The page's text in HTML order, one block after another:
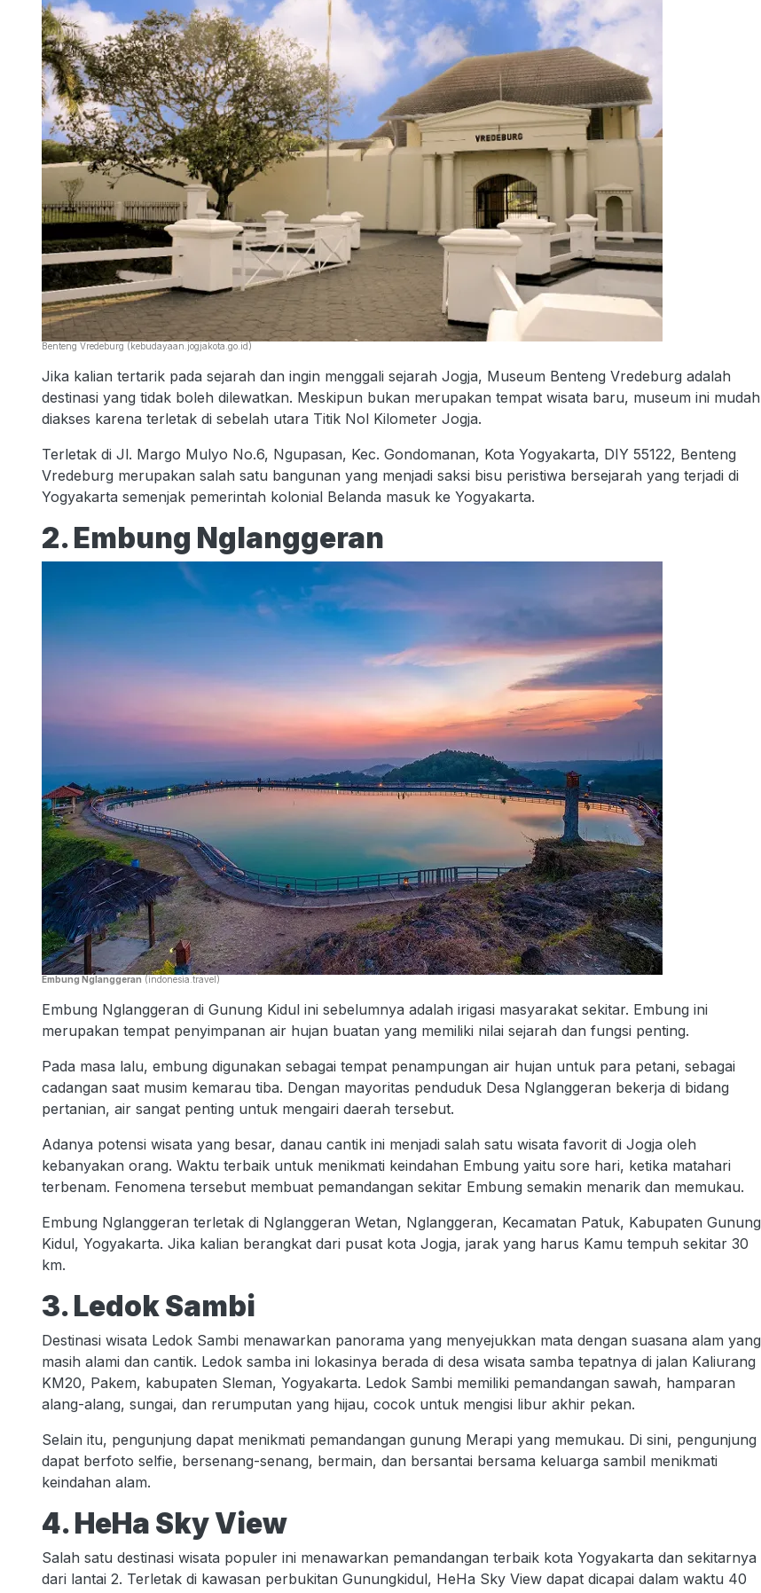
Benteng Vredeburg (kebudayaan.jogjakota.go.id)
Jika kalian tertarik pada sejarah dan ingin menggali sejarah Jogja, Museum Benteng Vredeburg adalah
destinasi yang tidak boleh dilewatkan. Meskipun bukan merupakan tempat wisata baru, museum ini mudah
diakses karena terletak di sebelah utara Titik Nol Kilometer Jogja.
Terletak di Jl. Margo Mulyo No.6, Ngupasan, Kec. Gondomanan, Kota Yogyakarta, DIY 55122, Benteng
Vredeburg merupakan salah satu bangunan yang menjadi saksi bisu peristiwa bersejarah yang terjadi di
Yogyakarta semenjak pemerintah kolonial Belanda masuk ke Yogyakarta.
2. Embung Nglanggeran
Embung Nglanggeran (indonesia.travel)
Embung Nglanggeran di Gunung Kidul ini sebelumnya adalah irigasi masyarakat sekitar. Embung ini
merupakan tempat penyimpanan air hujan buatan yang memiliki nilai sejarah dan fungsi penting.
Pada masa lalu, embung digunakan sebagai tempat penampungan air hujan untuk para petani, sebagai
cadangan saat musim kemarau tiba. Dengan mayoritas penduduk Desa Nglanggeran bekerja di bidang
pertanian, air sangat penting untuk mengairi daerah tersebut.
Adanya potensi wisata yang besar, danau cantik ini menjadi salah satu wisata favorit di Jogja oleh
kebanyakan orang. Waktu terbaik untuk menikmati keindahan Embung yaitu sore hari, ketika matahari
terbenam. Fenomena tersebut membuat pemandangan sekitar Embung semakin menarik dan memukau.
Embung Nglanggeran terletak di Nglanggeran Wetan, Nglanggeran, Kecamatan Patuk, Kabupaten Gunung
Kidul, Yogyakarta. Jika kalian berangkat dari pusat kota Jogja, jarak yang harus Kamu tempuh sekitar 30
km.
3. Ledok Sambi
Destinasi wisata Ledok Sambi menawarkan panorama yang menyejukkan mata dengan suasana alam yang
masih alami dan cantik. Ledok samba ini lokasinya berada di desa wisata samba tepatnya di jalan Kaliurang
KM20, Pakem, kabupaten Sleman, Yogyakarta. Ledok Sambi memiliki pemandangan sawah, hamparan
alang-alang, sungai, dan rerumputan yang hijau, cocok untuk mengisi libur akhir pekan.
Selain itu, pengunjung dapat menikmati pemandangan gunung Merapi yang memukau. Di sini, pengunjung
dapat berfoto selfie, bersenang-senang, bermain, dan bersantai bersama keluarga sambil menikmati
keindahan alam.
4. HeHa Sky View
Salah satu destinasi wisata populer ini menawarkan pemandangan terbaik kota Yogyakarta dan sekitarnya
dari lantai 2. Terletak di kawasan perbukitan Gunungkidul, HeHa Sky View dapat dicapai dalam waktu 40